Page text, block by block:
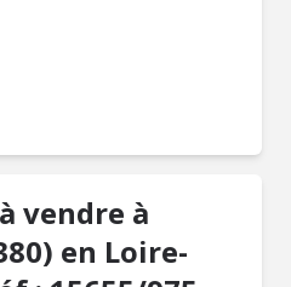
vendre à
en Loire-